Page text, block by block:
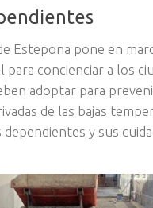
Estepona pone en
para concienciar a los
adoptar para
de las bajas
dependientes y sus